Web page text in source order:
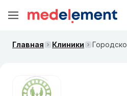
Главная Клиники